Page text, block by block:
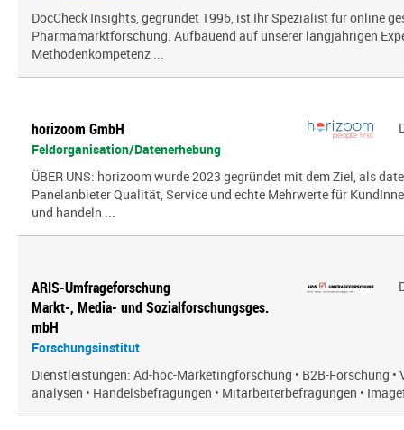
DocCheck Insights, gegründet 1996, ist Ihr Spezialist für online
Pharmamarktforschung. Aufbauend auf unserer langjährigen
Methodenkompetenz ...
horizoom GmbH
Feldorganisation/Datenerhebung
ÜBER UNS: horizoom wurde 2023 gegründet mit dem Ziel, als
Panelanbieter Qualität, Service und echte Mehrwerte für
und handeln ...
ARIS-Umfrageforschung
Markt-, Media- und Sozialforschungsges.
mbH
Forschungsinstitut
Dienstleistungen: Ad-hoc-Marketingforschung • B2B-Forschung
analysen • Handelsbefragungen • Mitarbeiterbefragungen •